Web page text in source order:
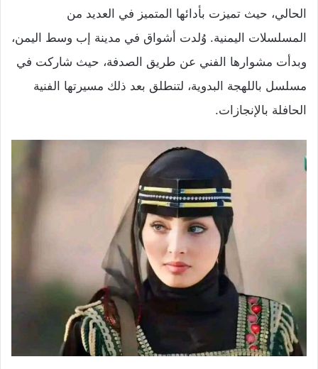
الحالي، حيث تميزت بأدائها المتميز في العديد من
المسلسلات اليمنية. وُلدت أشواق في مدينة إب وسط اليمن،
وبدأت مشوارها الفني عن طريق الصدفة، حيث شاركت في
مسلسل باللهجة البدوية، لتنطلق بعد ذلك مسيرتها الفنية
الحافلة بالإنجازات.